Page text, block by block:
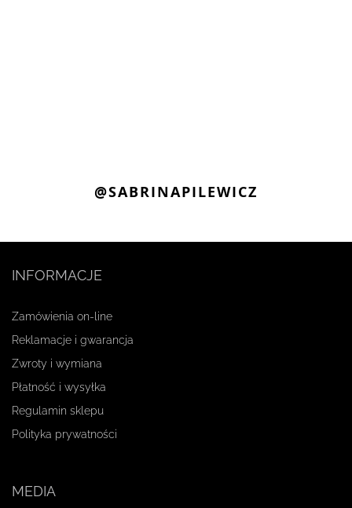
@SABRINAPILEWICZ
INFORMACJE
Zamówienia on-line
Reklamacje i gwarancja
Zwroty i wymiana
Płatność i wysyłka
Regulamin sklepu
Polityka prywatności
MEDIA